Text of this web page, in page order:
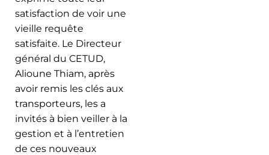
satisfaction de voir une
vieille requête
satisfaite. Le Directeur
général du CETUD,
Alioune Thiam, après
avoir remis les clés aux
transporteurs, les a
invités à bien veiller à la
gestion et à l’entretien
de ces nouveaux